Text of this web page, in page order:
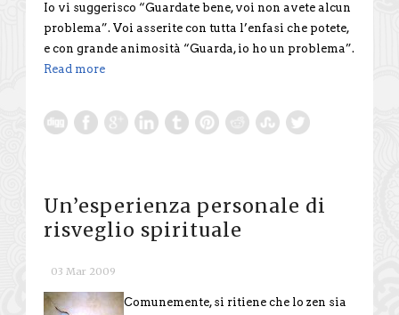
Io vi suggerisco “Guardate bene, voi non avete alcun
problema”. Voi asserite con tutta l’enfasi che potete,
e con grande animosità “Guarda, io ho un problema”.
Read more
Un’esperienza personale di
risveglio spirituale
03 Mar 2009
Comunemente, si ritiene che lo zen sia